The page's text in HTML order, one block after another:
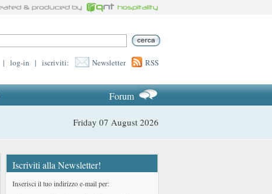
| log-in | iscriviti: Newsletter RSS
Forum
Friday 07 August 2026
Iscriviti alla Newsletter!
Inserisci il tuo indirizzo e-mail per: